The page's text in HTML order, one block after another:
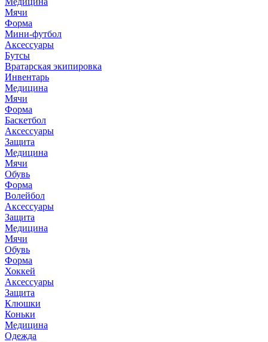
Мячи
Форма
Мини-футбол
Аксессуары
Бутсы
Вратарская экипировка
Инвентарь
Медицина
Мячи
Форма
Баскетбол
Аксессуары
Защита
Медицина
Мячи
Обувь
Форма
Волейбол
Аксессуары
Защита
Медицина
Мячи
Обувь
Форма
Хоккей
Аксессуары
Защита
Клюшки
Коньки
Медицина
Одежда